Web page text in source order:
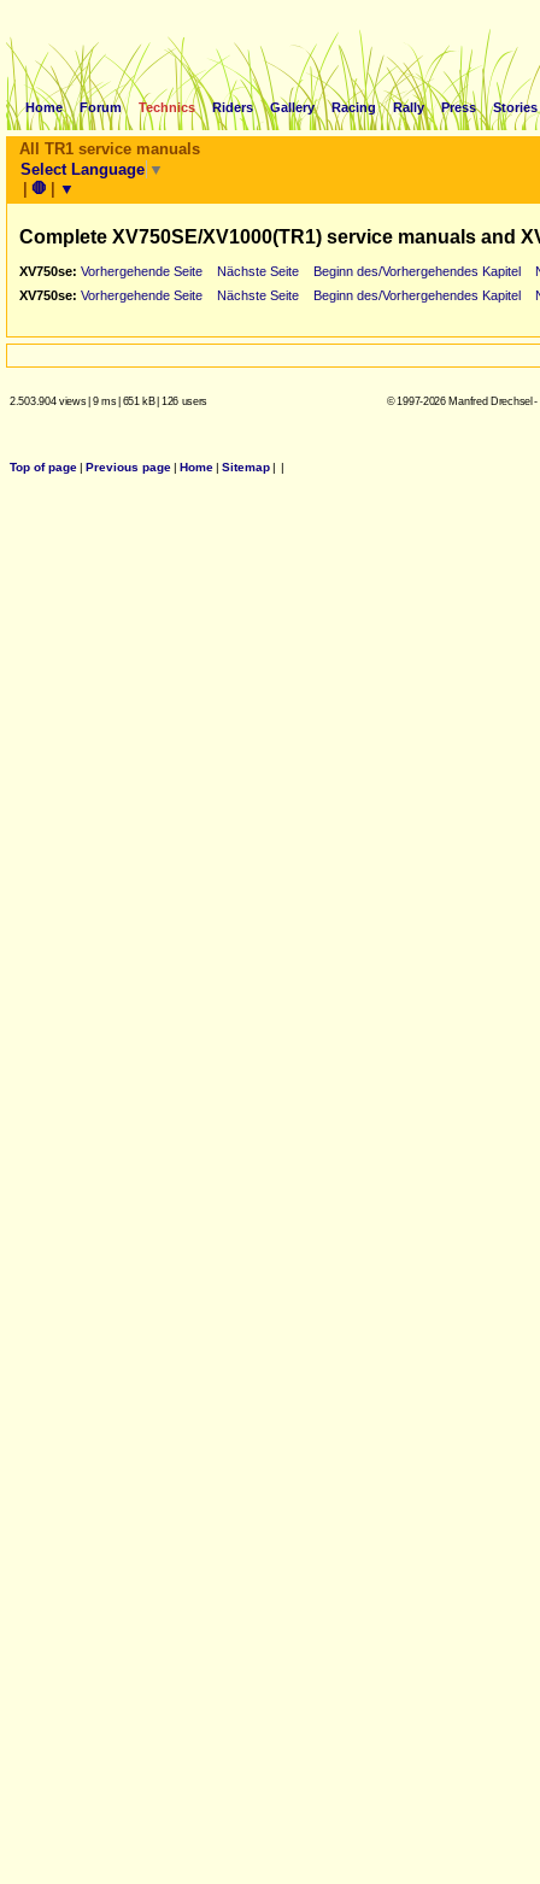
Home Forum Technics Riders Gallery Racing Rally Press Stories
All TR1 service manuals
Select Language ▼
| 🛑 | ▼
Complete XV750SE/XV1000(TR1) service manuals and
XV750se: Vorhergehende Seite Nächste Seite Beginn des/Vorhergehendes Kapitel
XV750se: Vorhergehende Seite Nächste Seite Beginn des/Vorhergehendes Kapitel
2.503.904 views| 9 ms| 651 kB| 126 users © 1997-2026 Manfred Drechsel
Top of page| Previous page| Home| Sitemap| |